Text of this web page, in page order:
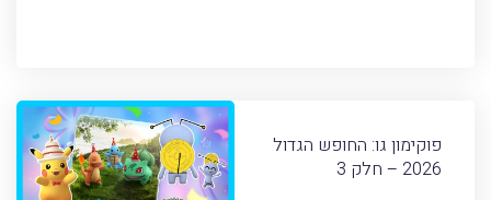
פוקימון גו: החופש הגדול
2026 – חלק 3